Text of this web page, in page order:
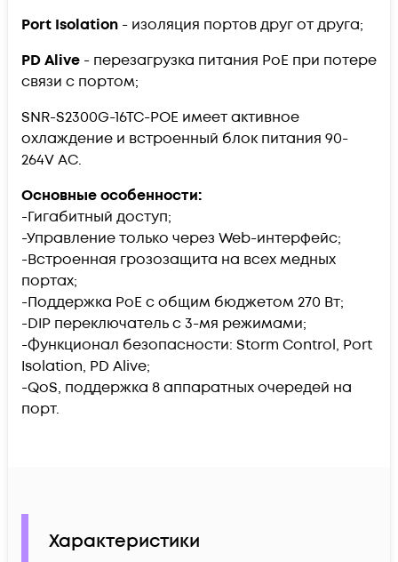
Port Isolation - изоляция портов друг от друга;
PD Alive - перезагрузка питания PoE при потере
связи с портом;
SNR-S2300G-16TC-POE имеет активное
охлаждение и встроенный блок питания 90-
264V AC.
Основные особенности:
-Гигабитный доступ;
-Управление только через Web-интерфейс;
-Встроенная грозозащита на всех медных
портах;
-Поддержка PoE c общим бюджетом 270 Вт;
-DIP переключатель с 3-мя режимами;
-Функционал безопасности: Storm Control, Port
Isolation, PD Alive;
-QoS, поддержка 8 аппаратных очередей на
порт.
Характеристики